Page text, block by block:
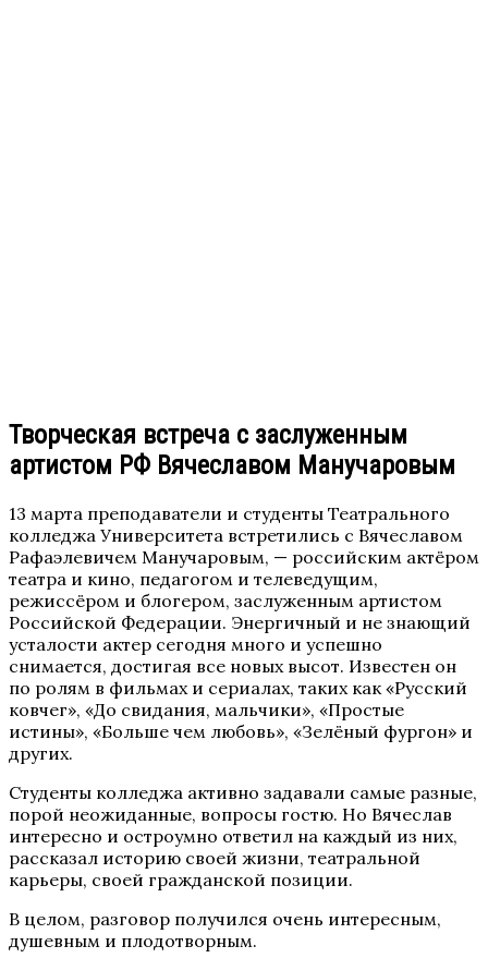
Творческая встреча с заслуженным
артистом РФ Вячеславом Манучаровым
13 марта преподаватели и студенты Театрального
колледжа Университета встретились с Вячеславом
Рафаэлевичем Манучаровым, — российским актёром
театра и кино, педагогом и телеведущим,
режиссёром и блогером, заслуженным артистом
Российской Федерации. Энергичный и не знающий
усталости актер сегодня много и успешно
снимается, достигая все новых высот. Известен он
по ролям в фильмах и сериалах, таких как «Русский
ковчег», «До свидания, мальчики», «Простые
истины», «Больше чем любовь», «Зелёный фургон» и
других.
Студенты колледжа активно задавали самые разные,
порой неожиданные, вопросы гостю. Но Вячеслав
интересно и остроумно ответил на каждый из них,
рассказал историю своей жизни, театральной
карьеры, своей гражданской позиции.
В целом, разговор получился очень интересным,
душевным и плодотворным.